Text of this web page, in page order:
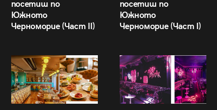
посетиш по
Южното
Черноморие (Част II)
посетиш по
Южното
Черноморие (Част I)